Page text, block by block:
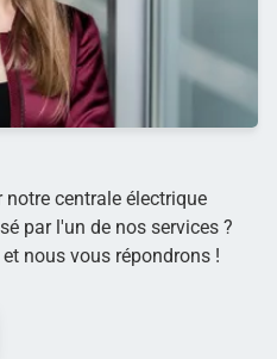
centrale électrique
par l'un de nos services ?
nous vous répondrons !